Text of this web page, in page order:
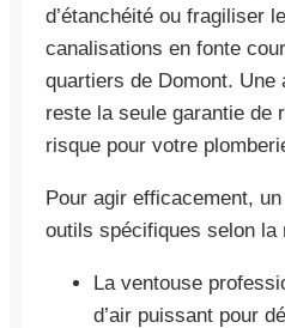
d’étanchéité ou fragiliser
canalisations en fonte
quartiers de Domont. Une
reste la seule garantie de
risque pour votre
Pour agir efficacement,
outils spécifiques selon la
La ventouse
d’air puissant pour